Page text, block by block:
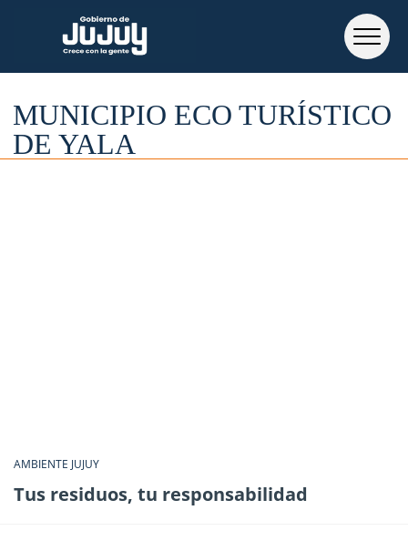
MUNICIPIO ECO TURÍSTICO
DE YALA
AMBIENTE JUJUY
Tus residuos, tu responsabilidad